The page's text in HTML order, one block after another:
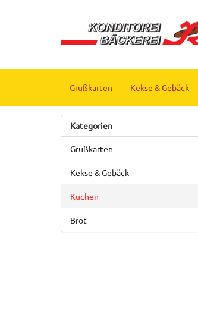
Grußkarten Kekse & Gebäck
Kategorien
Grußkarten
Kekse & Gebäck
Kuchen
Brot